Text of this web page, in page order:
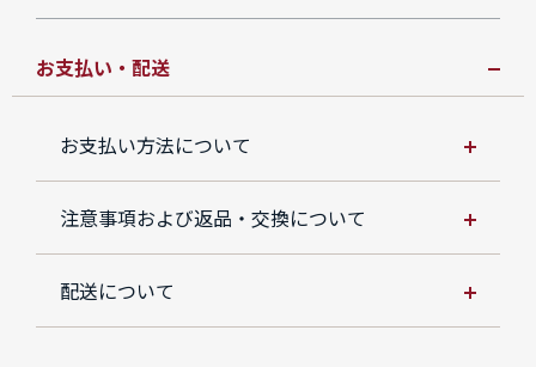
お支払い・配送
お支払い方法について
注意事項および返品・交換について
配送について